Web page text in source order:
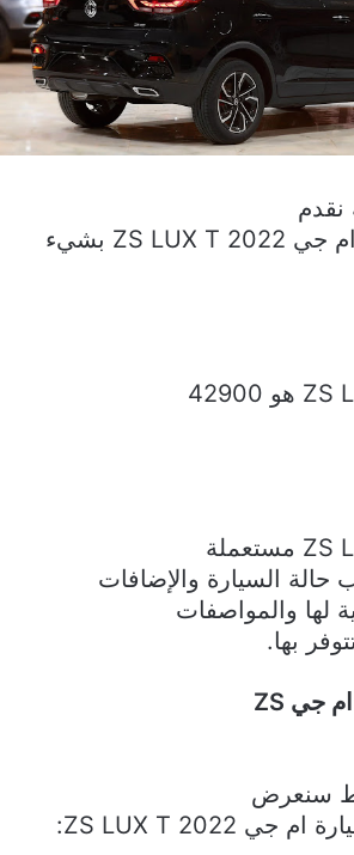
نقدم
جي ZS LUX T 2022 بشيء
ZS هو 42900
ZS مستعملة
السيارة والإضافات
لها والمواصفات
بها.
جي ZS
سنعرض
ام جي ZS LUX T 2022
: